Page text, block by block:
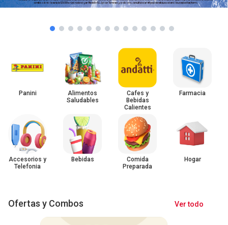
Panini
Accesorios y
Telefonia
Alimentos
Saludables
Bebidas
Cafes y
Bebidas
Calientes
Comida
Preparada
Farmacia
Hogar
Ofertas y Combos Ver todo